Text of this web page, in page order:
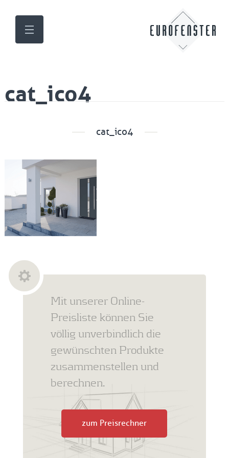
cat_ico4
cat_ico4
Mit unserer Online-
Preisliste können Sie
völlig unverbindlich die
gewünschten Produkte
zusammenstellen und
berechnen.
zum Preisrechner